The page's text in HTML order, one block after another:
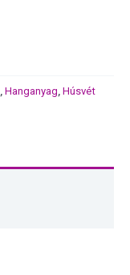
Hanganyag Húsvét